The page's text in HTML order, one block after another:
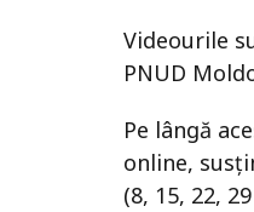
Videourile
PNUD
Pe lângă
online,
(8, 15, 22,